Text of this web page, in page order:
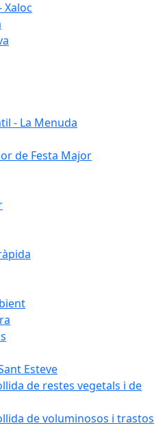
Xaloc
- La Menuda
de Festa Major
Esteve
de restes vegetals i de
de voluminosos i trastos